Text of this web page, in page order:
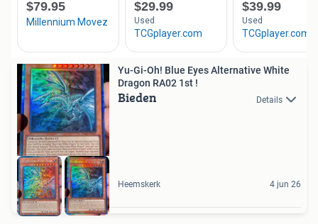
Yu-Gi-Oh! Blue Eyes Alternative White
Dragon RA02 1st !
Bieden Details
Heemskerk 4 jun 26